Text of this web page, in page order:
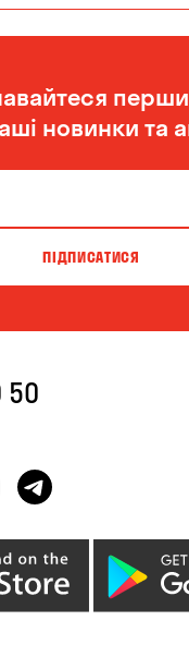
новинки та
ПІДПИСАТИСЯ
50